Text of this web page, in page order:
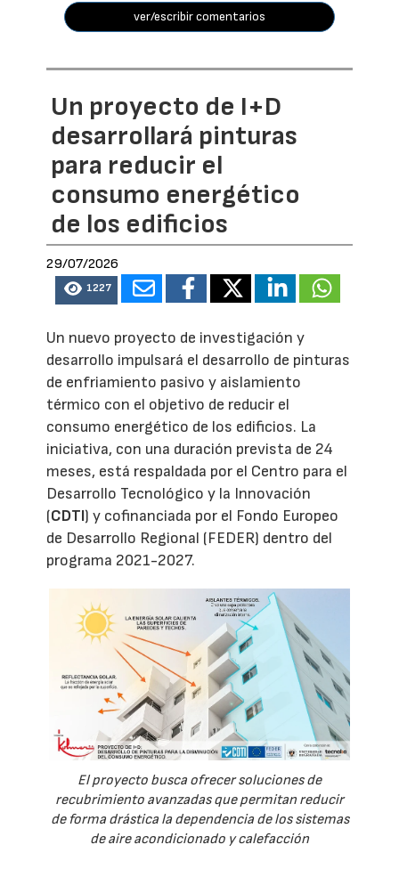
ver/escribir comentarios
Un proyecto de I+D
desarrollará pinturas
para reducir el
consumo energético
de los edificios
29/07/2026
1227
Un nuevo proyecto de investigación y
desarrollo impulsará el desarrollo de pinturas
de enfriamiento pasivo y aislamiento
térmico con el objetivo de reducir el
consumo energético de los edificios. La
iniciativa, con una duración prevista de 24
meses, está respaldada por el Centro para el
Desarrollo Tecnológico y la Innovación
(CDTI) y cofinanciada por el Fondo Europeo
de Desarrollo Regional (FEDER) dentro del
programa 2021-2027.
El proyecto busca ofrecer soluciones de
recubrimiento avanzadas que permitan reducir
de forma drástica la dependencia de los sistemas
de aire acondicionado y calefacción